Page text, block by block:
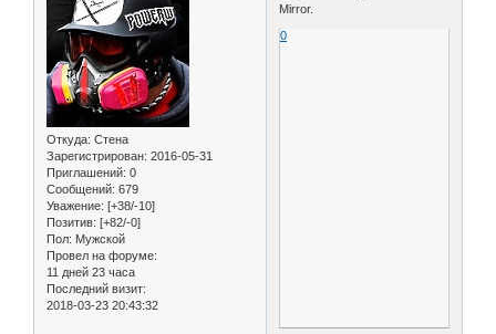
Откуда: Стена
Зарегистрирован: 2016-05-31
Приглашений: 0
Сообщений: 679
Уважение: [+38/-10]
Позитив: [+82/-0]
Пол: Мужской
Провел на форуме:
11 дней 23 часа
Последний визит:
2018-03-23 20:43:32
Mirror.
0